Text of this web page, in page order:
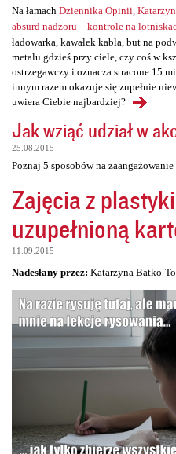
Na łamach Dziennika Opinii,
absurd nadzoru – kontrole na
ładowarka, kawałek kabla, but na
metalu gdzieś przy ciele, czy coś w
ostrzegawczy i oznacza stracone 15
innym razem okazuje się zupełnie
uwiera Ciebie najbardziej?
Jak wziąć udział w
25.08.2015
Poznaj 5 sposobów na
Zajęcia z
uzupełnioną
11.09.2015
Nadesłany przez: Katarzyna Batko-